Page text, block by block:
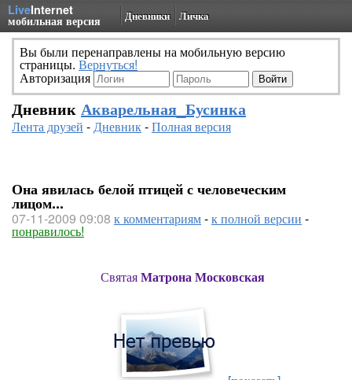
LiveInternet
мобильная версия Дневники Личка
Вы были перенаправлены на мобильную версию
страницы. Вернуться!
Авторизация
Дневник Акварельная_Бусинка
Лента друзей -Дневник-Полная версия
Она явилась белой птицей с человеческим
лицом...
07-11-2009 09:08 к комментариям-к полной версии -
понравилось!
СвятаяМатрона Московская